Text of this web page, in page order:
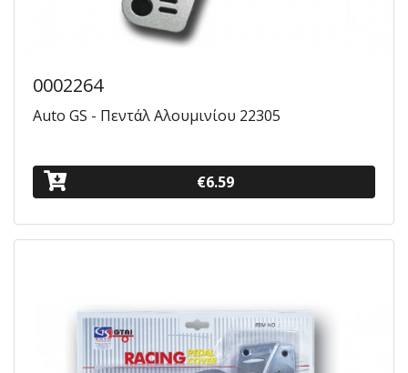
0002264
Auto GS - Πεντάλ Αλουμινίου 22305
€6.59